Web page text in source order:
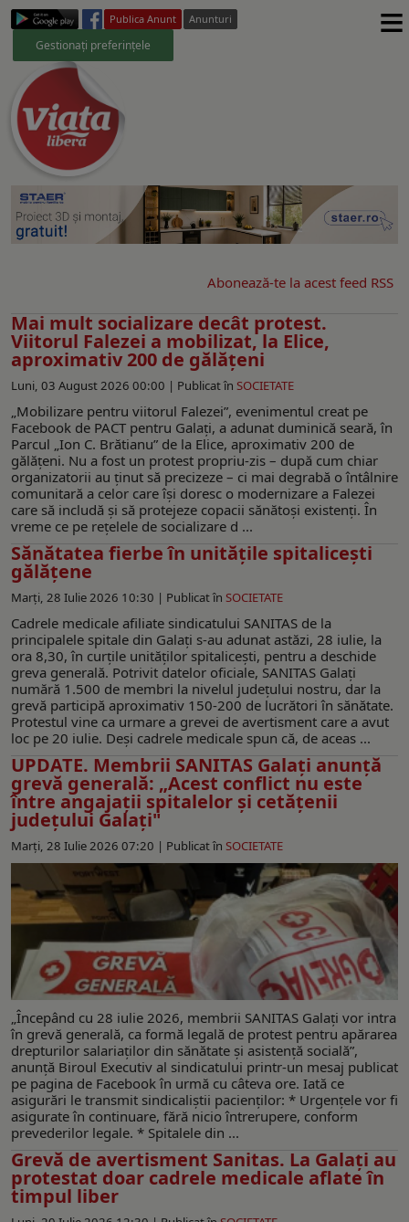
Publica Anunt Anunturi
Gestionați preferințele ≡
Abonează-te la acest feed RSS
Mai mult socializare decât protest.
Viitorul Falezei a mobilizat, la Elice,
aproximativ 200 de gălăţeni
Luni, 03 August 2026 00:00 | Publicat în SOCIETATE
„Mobilizare pentru viitorul Falezei”, evenimentul creat pe
Facebook de PACT pentru Galaţi, a adunat duminică seară, în
Parcul „Ion C. Brătianu” de la Elice, aproximativ 200 de
gălăţeni. Nu a fost un protest propriu-zis – după cum chiar
organizatorii au ţinut să precizeze – ci mai degrabă o întâlnire
comunitară a celor care îşi doresc o modernizare a Falezei
care să includă şi să protejeze copacii sănătoşi existenţi. În
vreme ce pe reţelele de socializare d ...
Sănătatea fierbe în unitățile spitalicești
gălățene
Marți, 28 Iulie 2026 10:30 | Publicat în SOCIETATE
Cadrele medicale afiliate sindicatului SANITAS de la
principalele spitale din Galaţi s-au adunat astăzi, 28 iulie, la
ora 8,30, în curțile unităților spitalicești, pentru a deschide
greva generală. Potrivit datelor oficiale, SANITAS Galaţi
numără 1.500 de membri la nivelul judeţului nostru, dar la
grevă participă aproximativ 150-200 de lucrători în sănătate.
Protestul vine ca urmare a grevei de avertisment care a avut
loc pe 20 iulie. Deși cadrele medicale spun că, de aceas ...
UPDATE. Membrii SANITAS Galaţi anunţă
grevă generală: „Acest conflict nu este
între angajații spitalelor și cetățenii
județului Galați"
Marți, 28 Iulie 2026 07:20 | Publicat în SOCIETATE
„Începând cu 28 iulie 2026, membrii SANITAS Galați vor intra
în grevă generală, ca formă legală de protest pentru apărarea
drepturilor salariaților din sănătate și asistență socială”,
anunţă Biroul Executiv al sindicatului printr-un mesaj publicat
pe pagina de Facebook în urmă cu câteva ore. Iată ce
asigurări le transmit sindicaliştii pacienţilor: * Urgențele vor fi
asigurate în continuare, fără nicio întrerupere, conform
prevederilor legale. * Spitalele din ...
Grevă de avertisment Sanitas. La Galaţi au
protestat doar cadrele medicale aflate în
timpul liber